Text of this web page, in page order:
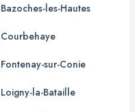
Bazoches-les-Hautes
Courbehaye
Fontenay-sur-Conie
Loigny-la-Bataille